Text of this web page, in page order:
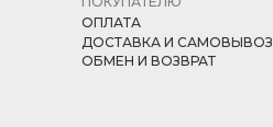
ОПЛАТА
ДОСТАВКА И САМОВЫВОЗ
ОБМЕН И ВОЗВРАТ